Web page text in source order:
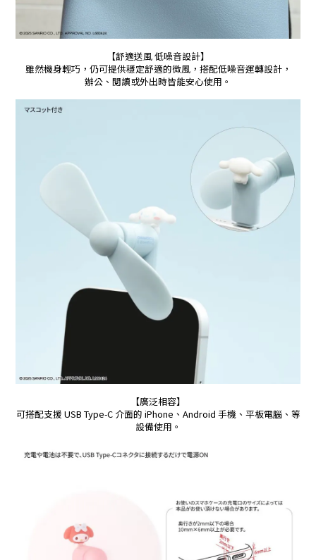
【舒適送風 低噪音設計】
雖然機身輕巧，仍可提供穩定舒適的微風，搭配低噪音運轉設計，
辦公、閱讀或外出時皆能安心使用。
【廣泛相容】
可搭配支援 USB Type-C 介面的 iPhone、Android 手機、平板電腦、等
設備使用。